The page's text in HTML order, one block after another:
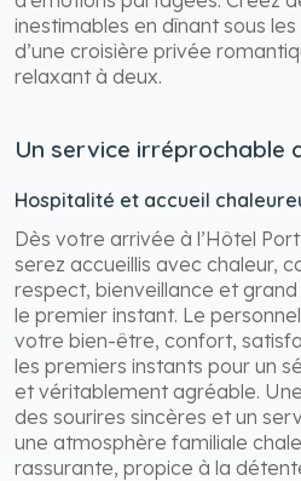
inestimables en dînant sous
d’une croisière privée
relaxant à deux.
Un service irréprochable
Hospitalité et accueil
Dès votre arrivée à l’Hôtel
serez accueillis avec chaleur,
respect, bienveillance et
le premier instant. Le
votre bien-être, confort,
les premiers instants pour un
et véritablement agréable.
des sourires sincères et un
une atmosphère familiale
rassurante, propice à la